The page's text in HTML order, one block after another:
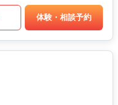
体験・相談予約